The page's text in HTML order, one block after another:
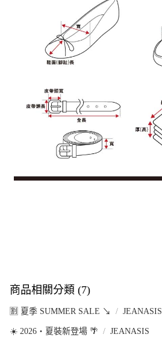
商品相關分類 (7)
🈹 夏季 SUMMER SALE ↘️ JEANASIS
☀️ 2026・夏裝新登場 🌴 JEANASIS